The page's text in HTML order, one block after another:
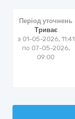
Період уточнень
Триває
з 01-05-2026, 11:41
по 07-05-2026,
09:00